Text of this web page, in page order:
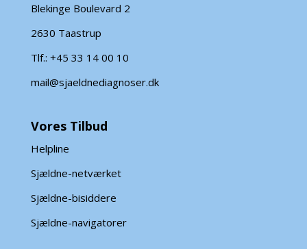
Blekinge Boulevard 2
2630 Taastrup
Tlf.: +45 33 14 00 10
mail@sjaeldnediagnoser.dk
Vores Tilbud
Helpline
Sjældne-netværket
Sjældne-bisiddere
Sjældne-navigatorer